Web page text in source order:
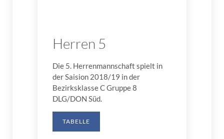
Herren 5
Die 5. Herrenmannschaft spielt in
der Saision 2018/19 in der
Bezirksklasse C Gruppe 8
DLG/DON Süd.
TABELLE